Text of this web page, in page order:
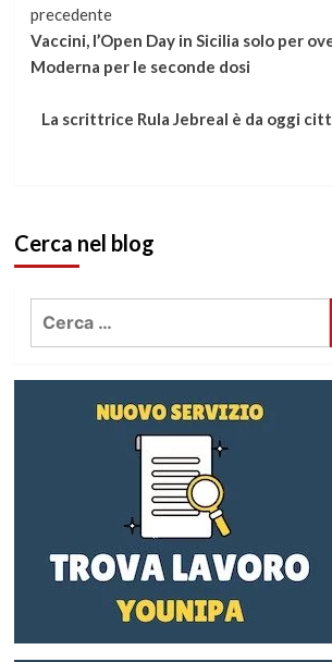
Continua
a
leggere
precedente
Vaccini, l’Open Day in Sicilia solo per
Moderna per le seconde dosi
La scrittrice Rula Jebreal è da oggi
Cerca nel blog
Ricerca